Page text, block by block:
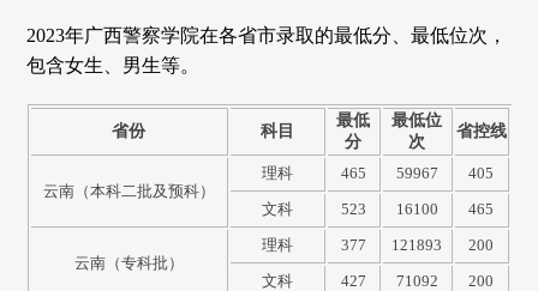
2023年广西警察学院在各省市录取的最低分、最低位次，
包含女生、男生等。
省份 科目
最低
分
最低位
次
省控线
云南（本科二批及预科）
理科 465 59967
405
文科
523 16100 465
云南（专科批）
理科 377 121893
200
文科
427 71092 200